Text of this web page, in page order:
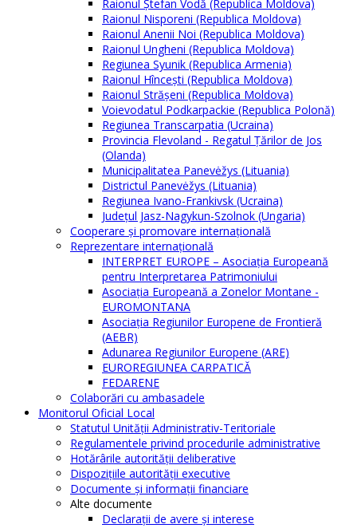
Raionul Ștefan Vodă (Republica Moldova)
Raionul Nisporeni (Republica Moldova)
Raionul Anenii Noi (Republica Moldova)
Raionul Ungheni (Republica Moldova)
Regiunea Syunik (Republica Armenia)
Raionul Hîncești (Republica Moldova)
Raionul Străşeni (Republica Moldova)
Voievodatul Podkarpackie (Republica Polonă)
Regiunea Transcarpatia (Ucraina)
Provincia Flevoland - Regatul Ţărilor de Jos
(Olanda)
Municipalitatea Panevėžys (Lituania)
Districtul Panevėžys (Lituania)
Regiunea Ivano-Frankivsk (Ucraina)
Judeţul Jasz-Nagykun-Szolnok (Ungaria)
Cooperare şi promovare internaţională
Reprezentare internaţională
INTERPRET EUROPE – Asociația Europeană
pentru Interpretarea Patrimoniului
Asociația Europeană a Zonelor Montane -
EUROMONTANA
Asociația Regiunilor Europene de Frontieră
(AEBR)
Adunarea Regiunilor Europene (ARE)
EUROREGIUNEA CARPATICĂ
FEDARENE
Colaborări cu ambasadele
Monitorul Oficial Local
Statutul Unităţii Administrativ-Teritoriale
Regulamentele privind procedurile administrative
Hotărârile autorităţii deliberative
Dispoziţiile autorităţii executive
Documente şi informaţii financiare
Alte documente
Declaraţii de avere şi interese